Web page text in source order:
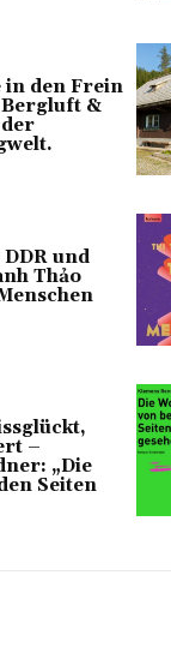
den Frein
Bergluft &
und
Thảo
–
„Die
Seiten